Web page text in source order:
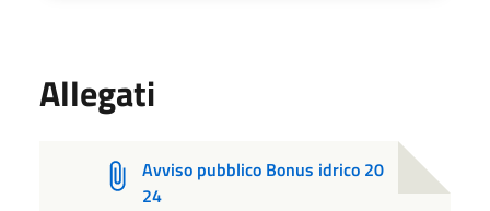
Allegati
Avviso pubblico Bonus idrico 20
24